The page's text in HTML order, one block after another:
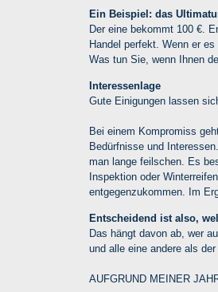
Ein Beispiel: das
Der eine bekommt 100 €.
Handel perfekt. Wenn er
Was tun Sie, wenn Ihnen
Interessenlage
Gute Einigungen lassen
Bei einem Kompromiss
Bedürfnisse und
man lange feilschen. Es
Inspektion oder
entgegenzukommen. Im
Entscheidend ist also,
Das hängt davon ab, wer
und alle eine andere als
AUFGRUND MEINER